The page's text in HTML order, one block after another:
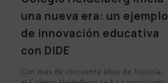
una nueva era: un ejemplo
de innovación educativa
con DIDE
Con más de cincuenta años de historia,